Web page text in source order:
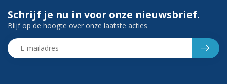
Schrijf je nu in voor onze nieuwsbrief.
Blijf op de hoogte over onze laatste acties